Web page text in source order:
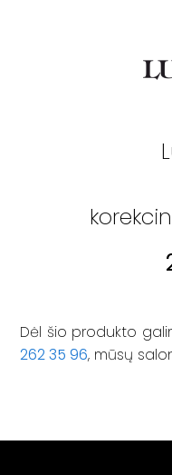
Dėl šio produkto
262 35 96, mūsų